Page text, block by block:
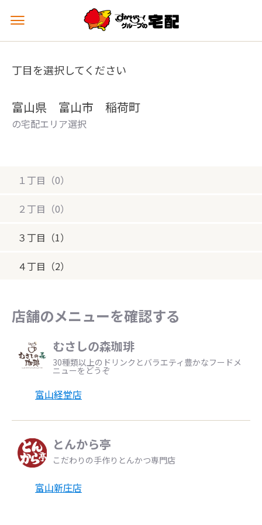
メ
ュ
を
丁目を選択してください
富山県 富山市 稲荷町
の宅配エリア選択
１丁目（0）
２丁目（0）
３丁目（1）
４丁目（2）
店舗のメニューを確認する
むさしの森珈琲
30種類以上のドリンクとバラエティ豊かなフードメ
ニューをどうぞ
富山経堂店
とんから亭
こだわりの手作りとんかつ専門店
富山新庄店